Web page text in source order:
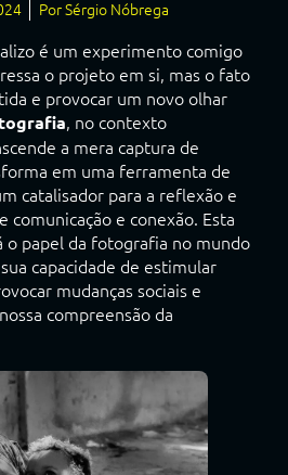
PorSérgio Nóbrega
é um experimento comigo
o projeto em si, mas o fato
e provocar um novo olhar
, no contexto
a mera captura de
em uma ferramenta de
catalisador para a reflexão e
comunicação e conexão. Esta
o papel da fotografia no mundo
capacidade de estimular
mudanças sociais e
compreensão da